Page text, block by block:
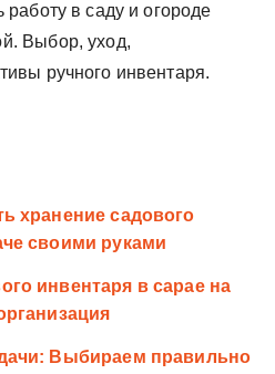
работу в саду и огороде
Выбор, уход,
ручного инвентаря.
хранение садового
своими руками
инвентаря в сарае на
Выбираем правильно